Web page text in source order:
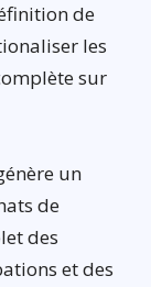
de
les
sur
un
de
des
et des